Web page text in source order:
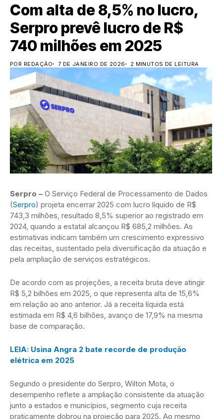
Com alta de 8,5% no lucro,
Serpro prevê lucro de R$
740 milhões em 2025
POR REDAÇÃO 7 DE JANEIRO DE 2026 2 MINUTOS DE LEITURA
Serpro – O Serviço Federal de Processamento de Dados
(Serpro) projeta encerrar 2025 com lucro líquido de R$
743,3 milhões, resultado 8,5% superior ao registrado em
2024, quando a estatal alcançou R$ 685,2 milhões. As
estimativas indicam também um crescimento expressivo
das receitas, sustentado pela diversificação da atuação e
pela ampliação de serviços estratégicos.
De acordo com as projeções, a receita bruta deve atingir
R$ 5,2 bilhões em 2025, o que representa alta de 15,6%
em relação ao ano anterior. Já a receita líquida está
estimada em R$ 4,6 bilhões, avanço de 17,9% na mesma
base de comparação.
LEIA: Usina Angra 2 bate recorde de produção
elétrica em 2025
Segundo o presidente do Serpro, Wilton Mota, o
desempenho reflete a ampliação consistente da atuação
junto a estados e municípios, segmento cuja receita
praticamente dobrou na projeção para 2025. Ao mesmo